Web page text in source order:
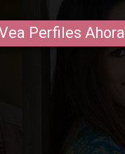
Perfiles Ahora